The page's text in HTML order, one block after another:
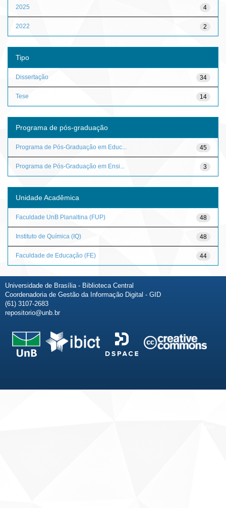
4
2025
2
2022
Tipo
34
Dissertação
14
Tese
Programa de pós-graduação
45
Programa de Pós-Graduação em Educ...
3
Programa de Pós-Graduação em Ensi...
Unidade Acadêmica
48
Faculdade UnB Planaltina (FUP)
48
Instituto de Química (IQ)
44
Faculdade de Educação (FE)
Universidade de Brasília - Biblioteca Central
Coordenadoria de Gestão da Informação Digital - GID
(61) 3107-2683
repositorio@unb.br